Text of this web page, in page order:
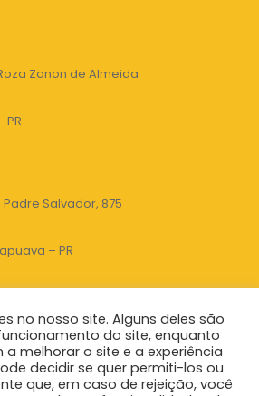
Zanon de Almeida
PR
Salvador, 875
– PR
TOPO
do Paraná|Seti| Agenda do Reitor
no nosso site. Alguns deles são
do site, enquanto
melhorar o site e a experiência
decidir se quer permiti-los ou
que, em caso de rejeição, você